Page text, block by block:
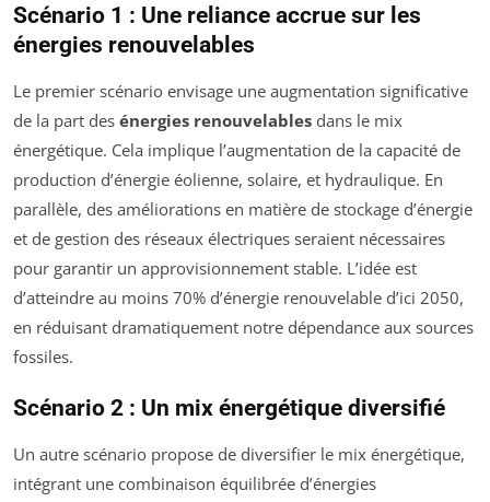
Scénario 1 : Une reliance accrue sur les
énergies renouvelables
Le premier scénario envisage une augmentation significative
de la part des énergies renouvelables dans le mix
énergétique. Cela implique l’augmentation de la capacité de
production d’énergie éolienne, solaire, et hydraulique. En
parallèle, des améliorations en matière de stockage d’énergie
et de gestion des réseaux électriques seraient nécessaires
pour garantir un approvisionnement stable. L’idée est
d’atteindre au moins 70% d’énergie renouvelable d’ici 2050,
en réduisant dramatiquement notre dépendance aux sources
fossiles.
Scénario 2 : Un mix énergétique diversifié
Un autre scénario propose de diversifier le mix énergétique,
intégrant une combinaison équilibrée d’énergies